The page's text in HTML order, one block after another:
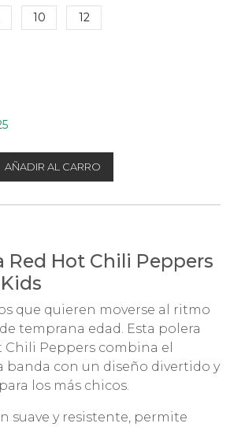
10 12
AÑADIR AL CARRO
Red Hot Chili Peppers
que quieren moverse al ritmo
temprana edad. Esta polera
Chili Peppers combina el
banda con un diseño divertido y
los más chicos.
suave y resistente, permite